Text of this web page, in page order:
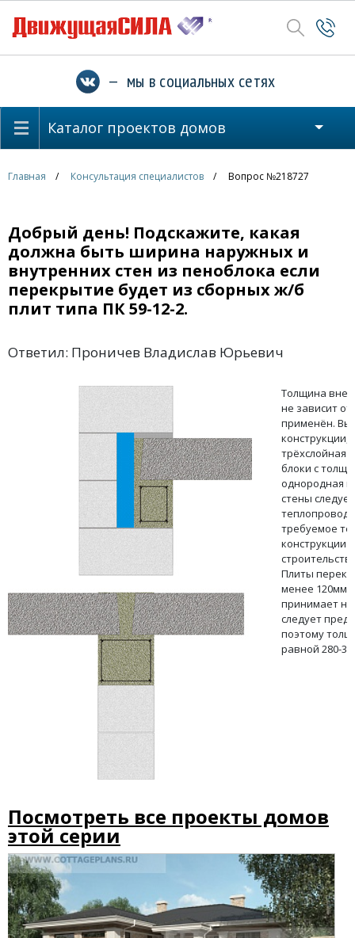
— мы в социальных сетях
Каталог проектов домов
Главная Консультация специалистов Вопрос №218727
Добрый день! Подскажите, какая
должна быть ширина наружных и
внутренних стен из пеноблока если
перекрытие будет из сборных ж/б
плит типа ПК 59-12-2.
Ответил: Проничев Владислав Юрьевич
Толщина
не зависит
применён.
конструкции,
трёхслойная
блоки с
однородная
стены
требуемое
конструкции
Плиты
менее 120мм,
принимает на
следует
поэтому
равной 280-
Посмотреть все проекты домов
этой серии